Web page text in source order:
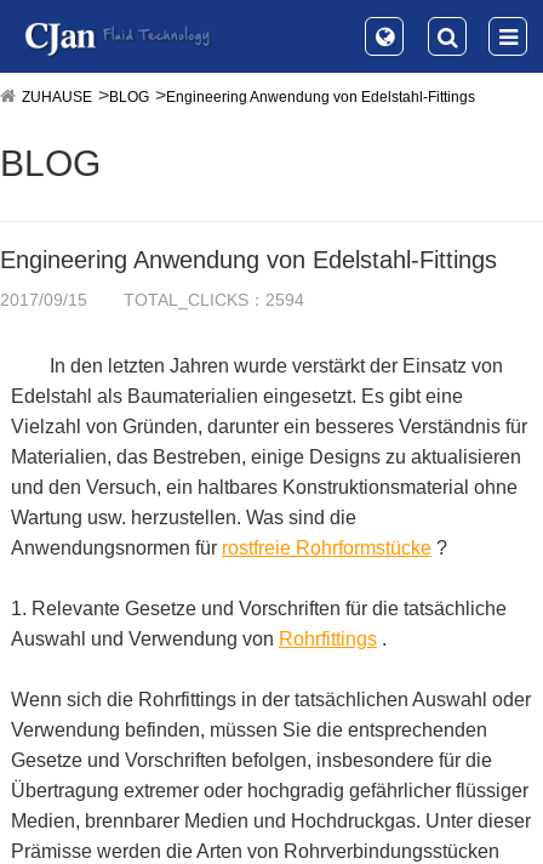
ZUHAUSE BLOG Engineering Anwendung von Edelstahl-Fittings
BLOG
Engineering Anwendung von Edelstahl-Fittings
2017/09/15 TOTAL_CLICKS：2594
In den letzten Jahren wurde verstärkt der Einsatz von
Edelstahl als Baumaterialien eingesetzt. Es gibt eine
Vielzahl von Gründen, darunter ein besseres Verständnis für
Materialien, das Bestreben, einige Designs zu aktualisieren
und den Versuch, ein haltbares Konstruktionsmaterial ohne
Wartung usw. herzustellen. Was sind die
Anwendungsnormen für rostfreie Rohrformstücke?
1. Relevante Gesetze und Vorschriften für die tatsächliche
Auswahl und Verwendung von Rohrfittings.
Wenn sich die Rohrfittings in der tatsächlichen Auswahl oder
Verwendung befinden, müssen Sie die entsprechenden
Gesetze und Vorschriften befolgen, insbesondere für die
Übertragung extremer oder hochgradig gefährlicher flüssiger
Medien, brennbarer Medien und Hochdruckgas. Unter dieser
Prämisse werden die Arten von Rohrverbindungsstücken